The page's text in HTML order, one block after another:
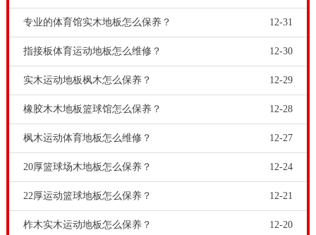
专业的体育馆实木地板怎么保养？ 12-31
指接板体育运动地板怎么维修？ 12-30
实木运动地板枫木怎么保养？ 12-29
橡胶木木地板篮球馆怎么保养？ 12-28
枫木运动体育地板怎么维修？ 12-27
20厚篮球场木地板怎么保养？ 12-24
22厚运动篮球地板怎么保养？ 12-21
柞木实木运动地板怎么保养？ 12-20